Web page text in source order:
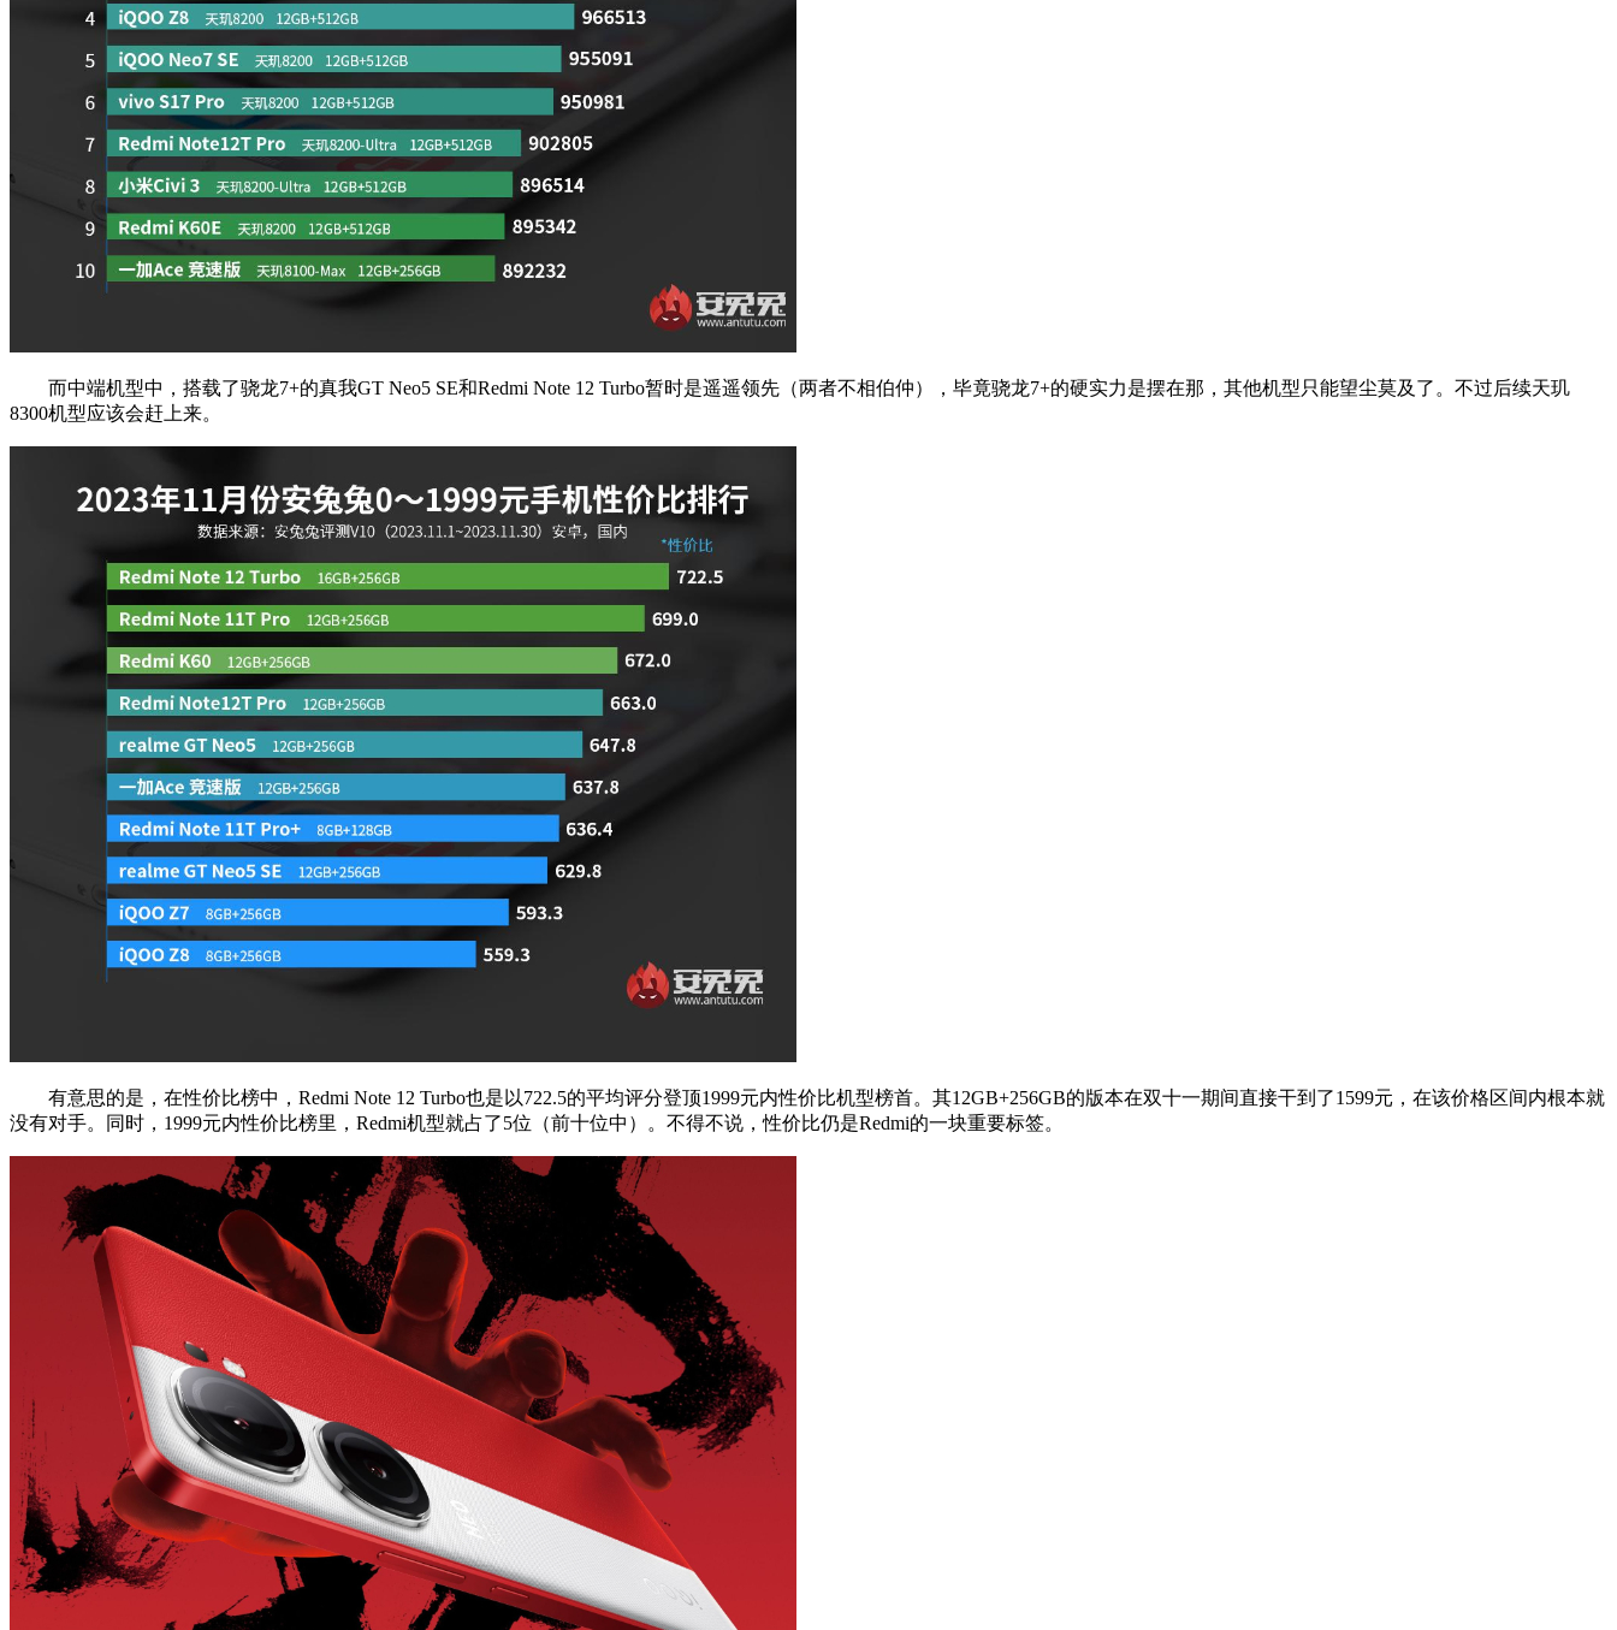
而中端机型中，搭载了骁龙7+的真我GT Neo5 SE和Redmi Note 12 Turbo暂时是遥遥领先（两者不相伯仲），毕竟骁龙7+的硬实力是摆在那，其他机型只能望尘莫及了。不过后续天玑
8300机型应该会赶上来。
有意思的是，在性价比榜中，Redmi Note 12 Turbo也是以722.5的平均评分登顶1999元内性价比机型榜首。其12GB+256GB的版本在双十一期间直接干到了1599元，在该价格区间内根本就
没有对手。同时，1999元内性价比榜里，Redmi机型就占了5位（前十位中）。不得不说，性价比仍是Redmi的一块重要标签。